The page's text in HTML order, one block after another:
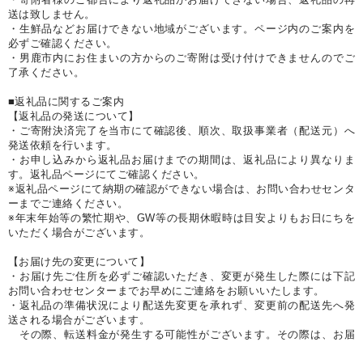
送は致しません。
・生鮮品などお届けできない地域がございます。ページ内のご案内を
必ずご確認ください。
・男鹿市内にお住まいの方からのご寄附は受け付けできませんのでご
了承ください。
■返礼品に関するご案内
【返礼品の発送について】
・ご寄附決済完了を当市にて確認後、順次、取扱事業者（配送元）へ
発送依頼を行います。
・お申し込みから返礼品お届けまでの期間は、返礼品により異なりま
す。返礼品ページにてご確認ください。
※返礼品ページにて納期の確認ができない場合は、お問い合わせセンタ
ーまでご連絡ください。
※年末年始等の繁忙期や、GW等の長期休暇時は目安よりもお日にちを
いただく場合がございます。
【お届け先の変更について】
・お届け先ご住所を必ずご確認いただき、変更が発生した際には下記
お問い合わせセンターまでお早めにご連絡をお願いいたします。
・返礼品の準備状況により配送先変更を承れず、変更前の配送先へ発
送される場合がございます。
その際、転送料金が発生する可能性がございます。その際は、お届